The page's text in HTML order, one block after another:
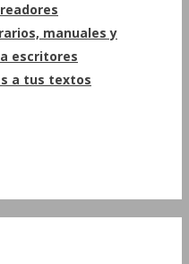
manuales y
escritores
a tus textos